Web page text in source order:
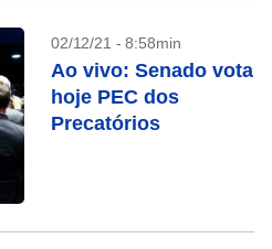
02/12/21 - 8:58min
Ao vivo: Senado vota
hoje PEC dos
Precatórios